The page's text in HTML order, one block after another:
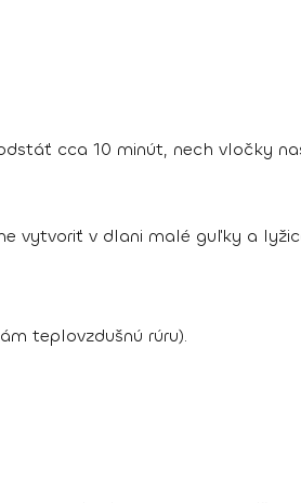
cca 10 minút, nech vločky
vytvoriť v dlani malé guľky a
teplovzdušnú rúru).